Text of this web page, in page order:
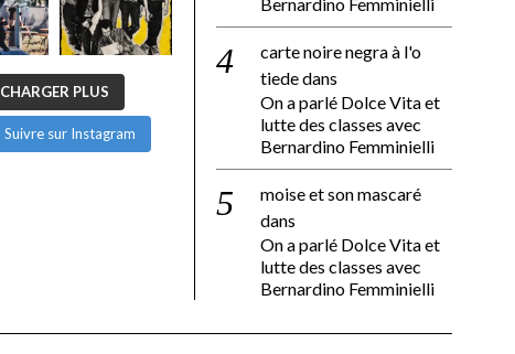
CHARGER PLUS
Suivre sur Instagram
carte noire negra à l'o
tiededans
On a parlé Dolce Vita et
lutte des classes avec
Bernardino Femminielli
moise et son mascaré
dans
On a parlé Dolce Vita et
lutte des classes avec
Bernardino Femminielli